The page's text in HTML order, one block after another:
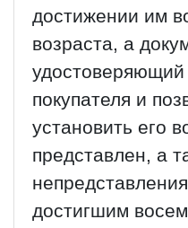
достижении им
возраста, а
удостоверяющий
покупателя и
установить его
представлен, а
достигшим